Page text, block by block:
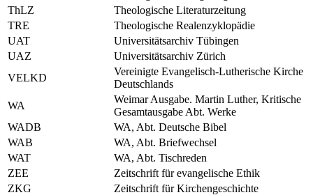
ThLZ
Theologische Literaturzeitung
TRE
Theologische Realenzyklopädie
UAT
Universitätsarchiv Tübingen
UAZ
Universitätsarchiv Zürich
VELKD
Vereinigte Evangelisch-Lutherische Kirche
Deutschlands
WA
Weimar Ausgabe. Martin Luther, Kritische
Gesamtausgabe Abt. Werke
WADB
WA, Abt. Deutsche Bibel
WAB
WA, Abt. Briefwechsel
WAT
WA, Abt. Tischreden
ZEE
Zeitschrift für evangelische Ethik
ZKG
Zeitschrift für Kirchengeschichte